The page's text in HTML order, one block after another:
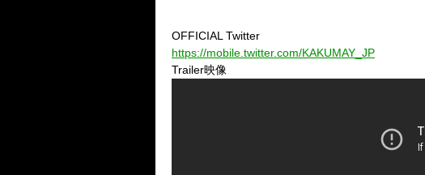
OFFICIAL Twitter
https://mobile.twitter.com/KAKUMAY_JP
Trailer映像